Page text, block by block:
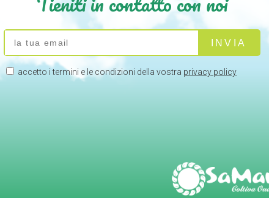
accetto i termini e le condizioni della vostra privacy policy